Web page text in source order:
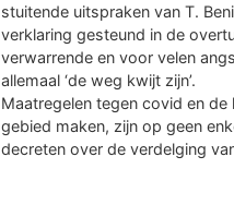
stuitende uitspraken van T.
verklaring gesteund in de
verwarrende en voor velen
allemaal ‘de weg kwijt zijn’.
Maatregelen tegen covid en
gebied maken, zijn op geen
decreten over de verdelging